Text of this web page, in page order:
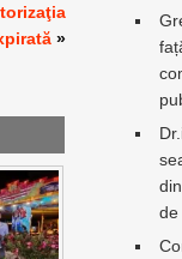
»
de